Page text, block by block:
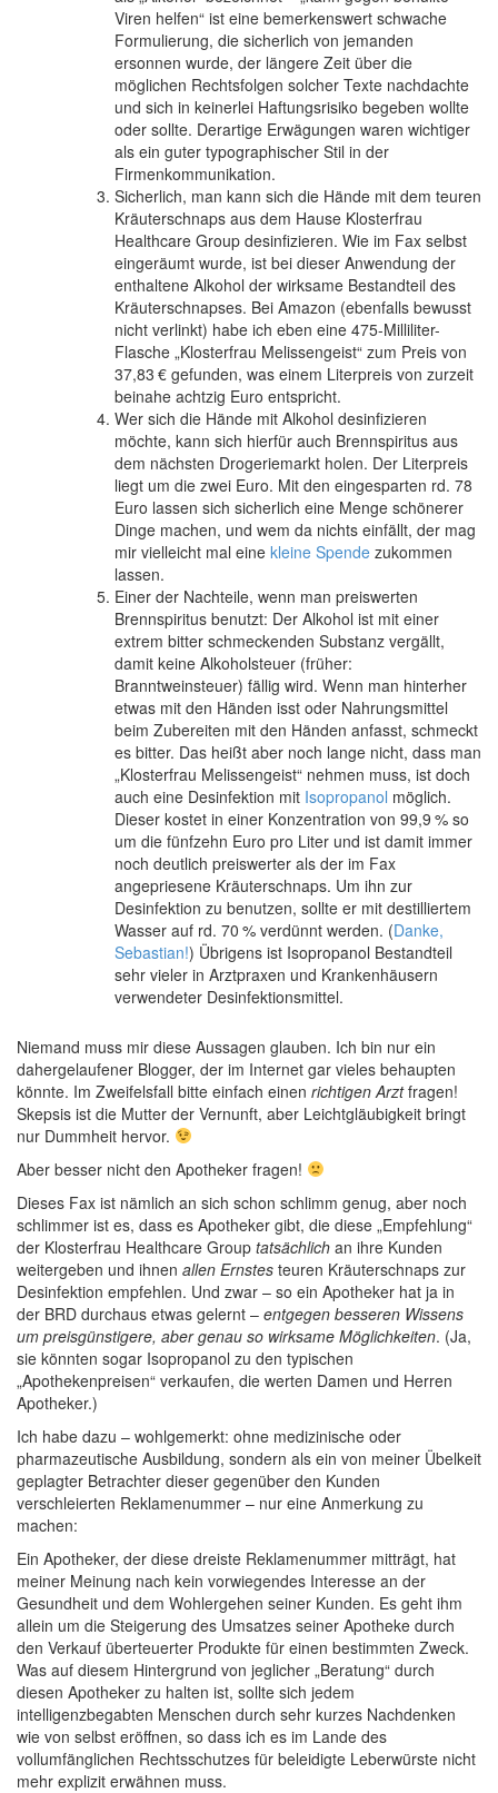
Viren helfen“ ist eine bemerkenswert schwache
Formulierung, die sicherlich von jemanden
ersonnen wurde, der längere Zeit über die
möglichen Rechtsfolgen solcher Texte nachdachte
und sich in keinerlei Haftungsrisiko begeben wollte
oder sollte. Derartige Erwägungen waren wichtiger
als ein guter typographischer Stil in der
Firmenkommunikation.
Sicherlich, man kann sich die Hände mit dem teuren
Kräuterschnaps aus dem Hause Klosterfrau
Healthcare Group desinfizieren. Wie im Fax selbst
eingeräumt wurde, ist bei dieser Anwendung der
enthaltene Alkohol der wirksame Bestandteil des
Kräuterschnapses. Bei Amazon (ebenfalls bewusst
nicht verlinkt) habe ich eben eine 475-Milliliter-
Flasche „Klosterfrau Melissengeist“ zum Preis von
37,83 € gefunden, was einem Literpreis von zurzeit
beinahe achtzig Euro entspricht.
Wer sich die Hände mit Alkohol desinfizieren
möchte, kann sich hierfür auch Brennspiritus aus
dem nächsten Drogeriemarkt holen. Der Literpreis
liegt um die zwei Euro. Mit den eingesparten rd. 78
Euro lassen sich sicherlich eine Menge schönerer
Dinge machen, und wem da nichts einfällt, der mag
mir vielleicht mal eine kleine Spende zukommen
lassen.
Einer der Nachteile, wenn man preiswerten
Brennspiritus benutzt: Der Alkohol ist mit einer
extrem bitter schmeckenden Substanz vergällt,
damit keine Alkoholsteuer (früher:
Branntweinsteuer) fällig wird. Wenn man hinterher
etwas mit den Händen isst oder Nahrungsmittel
beim Zubereiten mit den Händen anfasst, schmeckt
es bitter. Das heißt aber noch lange nicht, dass man
„Klosterfrau Melissengeist“ nehmen muss, ist doch
auch eine Desinfektion mit Isopropanol möglich.
Dieser kostet in einer Konzentration von 99,9 % so
um die fünfzehn Euro pro Liter und ist damit immer
noch deutlich preiswerter als der im Fax
angepriesene Kräuterschnaps. Um ihn zur
Desinfektion zu benutzen, sollte er mit destilliertem
Wasser auf rd. 70 % verdünnt werden. (Danke,
Sebastian!) Übrigens ist Isopropanol Bestandteil
sehr vieler in Arztpraxen und Krankenhäusern
verwendeter Desinfektionsmittel.
Niemand muss mir diese Aussagen glauben. Ich bin nur ein
dahergelaufener Blogger, der im Internet gar vieles behaupten
könnte. Im Zweifelsfall bitte einfach einen richtigen Arztfragen!
Skepsis ist die Mutter der Vernunft, aber Leichtgläubigkeit bringt
nur Dummheit hervor.
Aber besser nicht den Apotheker fragen!
Dieses Fax ist nämlich an sich schon schlimm genug, aber noch
schlimmer ist es, dass es Apotheker gibt, die diese „Empfehlung“
der Klosterfrau Healthcare Group tatsächlich an ihre Kunden
weitergeben und ihnen allen Ernstes teuren Kräuterschnaps zur
Desinfektion empfehlen. Und zwar – so ein Apotheker hat ja in
der BRD durchaus etwas gelernt – entgegen besseren Wissens
um preisgünstigere, aber genau so wirksame Möglichkeiten. (Ja,
sie könnten sogar Isopropanol zu den typischen
„Apothekenpreisen“ verkaufen, die werten Damen und Herren
Apotheker.)
Ich habe dazu – wohlgemerkt: ohne medizinische oder
pharmazeutische Ausbildung, sondern als ein von meiner Übelkeit
geplagter Betrachter dieser gegenüber den Kunden
verschleierten Reklamenummer – nur eine Anmerkung zu
machen:
Ein Apotheker, der diese dreiste Reklamenummer mitträgt, hat
meiner Meinung nach kein vorwiegendes Interesse an der
Gesundheit und dem Wohlergehen seiner Kunden. Es geht ihm
allein um die Steigerung des Umsatzes seiner Apotheke durch
den Verkauf überteuerter Produkte für einen bestimmten Zweck.
Was auf diesem Hintergrund von jeglicher „Beratung“ durch
diesen Apotheker zu halten ist, sollte sich jedem
intelligenzbegabten Menschen durch sehr kurzes Nachdenken
wie von selbst eröffnen, so dass ich es im Lande des
vollumfänglichen Rechtsschutzes für beleidigte Leberwürste nicht
mehr explizit erwähnen muss.